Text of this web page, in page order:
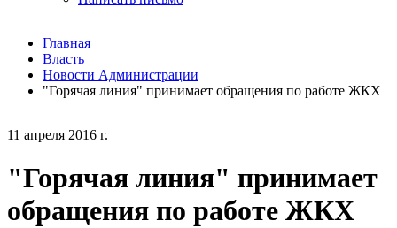
11 апреля 2016 г.
"Горячая линия" принимает
обращения по работе ЖКХ
Главная
Власть
Новости Администрации
"Горячая линия" принимает обращения по работе ЖКХ